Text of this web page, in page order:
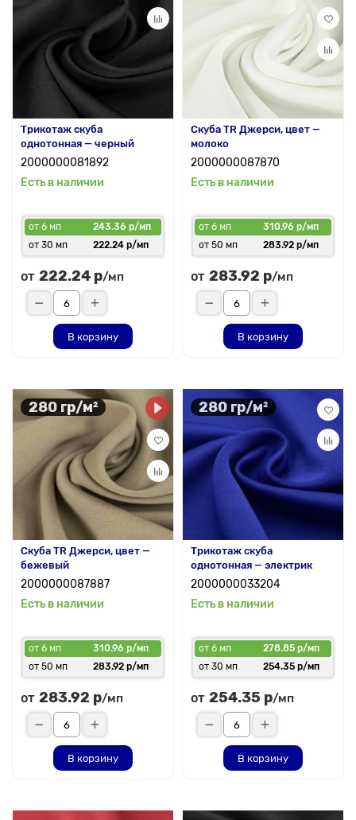
Трикотаж скуба
однотонная — черный
2000000081892
Есть в наличии
от 6 мп
243.36 р/мп
от 30 мп
222.24 р/мп
от 222.24 р/мп
В корзину
Скуба TR Джерси, цвет —
молоко
2000000087870
Есть в наличии
от 6 мп
310.96 р/мп
от 50 мп
283.92 р/мп
от 283.92 р/мп
В корзину
280 гр/м²
Скуба TR Джерси, цвет —
бежевый
2000000087887
Есть в наличии
от 6 мп
310.96 р/мп
от 50 мп
283.92 р/мп
от 283.92 р/мп
В корзину
280 гр/м²
Трикотаж скуба
однотонная — электрик
2000000033204
Есть в наличии
от 6 мп
278.85 р/мп
от 30 мп
254.35 р/мп
от 254.35 р/мп
В корзину